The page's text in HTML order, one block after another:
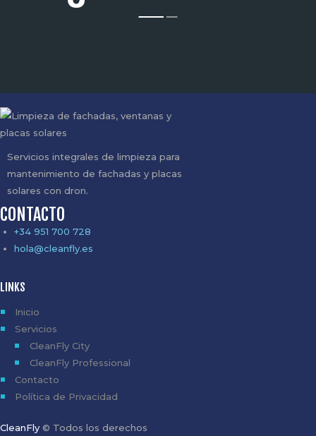
Servicios integrales de limpieza para
mantenimiento de fachadas y placas
solares con dron.
CONTACTO
+34 951 700 728
hola@cleanfly.es
LINKS
Inicio
Servicios
CleanFly City
CleanFly Professional
Contacto
Política de Privacidad
CleanFly © Todos los derechos